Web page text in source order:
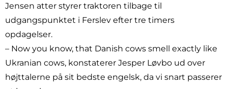
Jensen atter styrer traktoren tilbage til
udgangspunktet i Ferslev efter tre timers
opdagelser.
– Now you know, that Danish cows smell exactly like
Ukranian cows, konstaterer Jesper Løvbo ud over
højttalerne på sit bedste engelsk, da vi snart passerer